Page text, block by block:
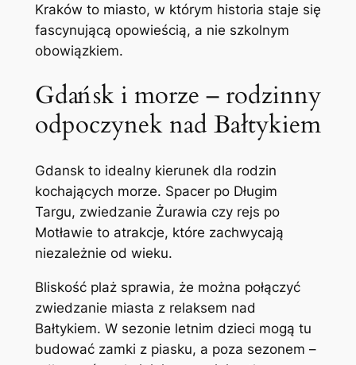
Kraków to miasto, w którym historia staje się
fascynującą opowieścią, a nie szkolnym
obowiązkiem.
Gdańsk i morze – rodzinny
odpoczynek nad Bałtykiem
Gdansk to idealny kierunek dla rodzin
kochających morze. Spacer po Długim
Targu, zwiedzanie Żurawia czy rejs po
Motławie to atrakcje, które zachwycają
niezależnie od wieku.
Bliskość plaż sprawia, że można połączyć
zwiedzanie miasta z relaksem nad
Bałtykiem. W sezonie letnim dzieci mogą tu
budować zamki z piasku, a poza sezonem –